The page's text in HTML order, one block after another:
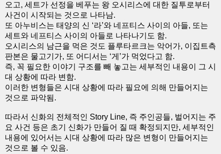
오고, 세트가 선정을 베푸는 왕 오시리스에 대한 질투로부터
사건이 시작되는 것으로 나타남.
또 아누비스는 태양의 신 ‘라’와 네프티스 사이의 아들, 또는
세트와 네프티스 사이의 아들로 나타나기도 함.
오시리스의 남근을 먹은 것도 플루타르크는 악어가, 이집트측
판본은 물고기가, 또 어디서는 ‘게’가 먹었다고 함.
즉, 꼭 필요한 이야기 구조를 빼 놓고는 세부적인 내용이 그 시
대 상황에 따라 변함.
이러한 변형들은 시대 상황에 따라 필요에 의해 만들어지는
것으로 파악됨.
따라서 신화의 전체적인 Story Line, 즉 주인공들, 벌어지는 주
요 사건 등은 초기 신화가 만들어 질 때 확정되지만, 세부적인
내용에 있어서는 시대 상황에 따라 많은 변형이 만들어지는
것으로 볼 수 있음.